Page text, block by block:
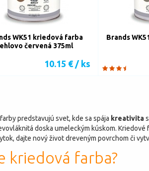
WK51 kriedová farba
červená 375ml
10.15 € / ks
Brands
predstavujú svet, kde sa spája kreativitas
doska umeleckým kúskom.
dajte nový život dreveným povrchom či
kriedová farba?